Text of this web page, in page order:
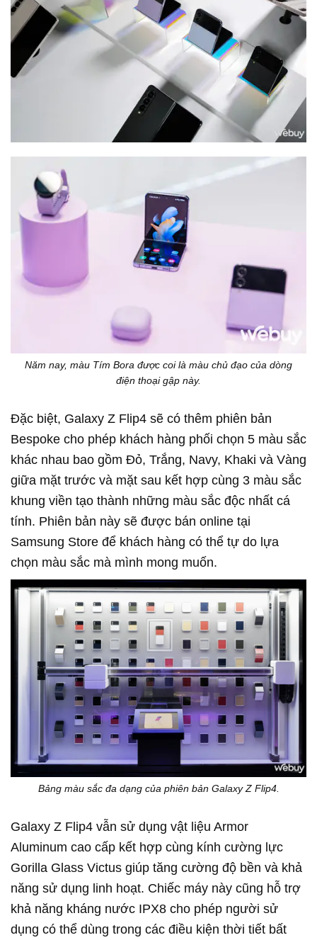
Năm nay, màu Tím Bora được coi là màu chủ đạo của dòng
điện thoại gập này.
Đặc biệt, Galaxy Z Flip4 sẽ có thêm phiên bản
Bespoke cho phép khách hàng phối chọn 5 màu sắc
khác nhau bao gồm Đỏ, Trắng, Navy, Khaki và Vàng
giữa mặt trước và mặt sau kết hợp cùng 3 màu sắc
khung viền tạo thành những màu sắc độc nhất cá
tính. Phiên bản này sẽ được bán online tại
Samsung Store để khách hàng có thể tự do lựa
chọn màu sắc mà mình mong muốn.
Bảng màu sắc đa dạng của phiên bản Galaxy Z Flip4.
Galaxy Z Flip4 vẫn sử dụng vật liệu Armor
Aluminum cao cấp kết hợp cùng kính cường lực
Gorilla Glass Victus giúp tăng cường độ bền và khả
năng sử dụng linh hoạt. Chiếc máy này cũng hỗ trợ
khả năng kháng nước IPX8 cho phép người sử
dụng có thể dùng trong các điều kiện thời tiết bất